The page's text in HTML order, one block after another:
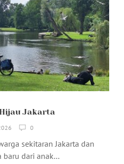
Jakarta
0
sekitaran Jakarta dan
baru dari anak…